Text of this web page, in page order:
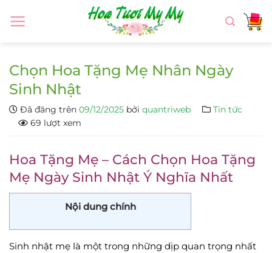
đến
Chọn Hoa Tặng Mẹ Nhân Ngày
Sinh Nhật
Đã đăng trên 09/12/2025 bởi quantriweb
Tin tức
69 lượt xem
Hoa Tặng Mẹ – Cách Chọn Hoa Tặng
Mẹ Ngày Sinh Nhật Ý Nghĩa Nhất
Nội dung chính
Sinh nhật mẹ là một trong những dịp quan trọng nhất